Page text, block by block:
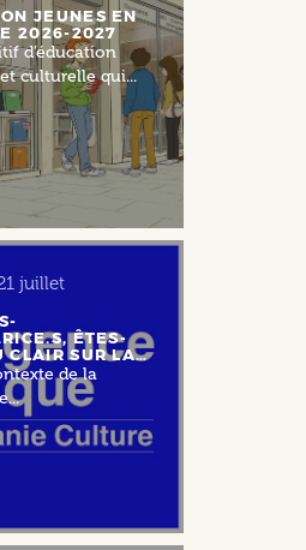
JEUNES EN
2026-2027
d’éducation
culturelle qui...
juillet
ÊTES-
CLAIR SUR LA…
de la